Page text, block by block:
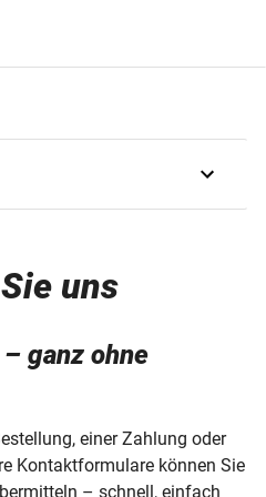
uns
ganz ohne
einer Zahlung oder
Kontaktformulare können Sie
– schnell, einfach